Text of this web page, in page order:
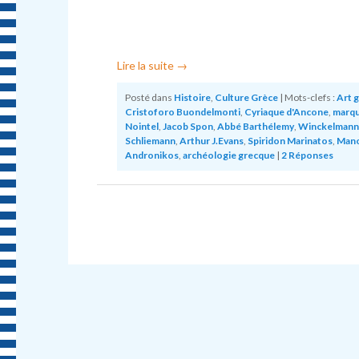
Lire la suite →
Posté dans Histoire, Culture Grèce | Mots-clefs : Art
Cristoforo Buondelmonti, Cyriaque d'Ancone,
Nointel, Jacob Spon, Abbé Barthélemy, Winckelmann
Schliemann, Arthur J.Evans, Spiridon Marinatos,
Andronikos, archéologie grecque | 2Réponses